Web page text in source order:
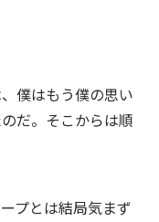
僕はもう僕の思い
だ。そこからは順
プとは結局気まず